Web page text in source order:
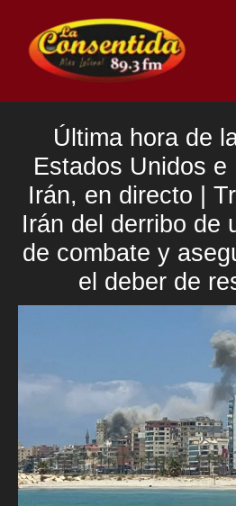
contenido
Última hora de
Estados Unidos
Irán, en directo |
Irán del derribo de
de combate y
el deber de